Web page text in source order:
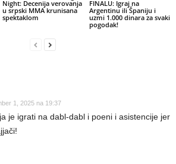
Night: Decenija verovanja
u srpski MMA krunisana
spektaklom
FINALU: Igraj na
Argentinu ili Španiju i
uzmi 1.000 dinara za svaki
pogodak!
1, 2025 na 19:37
je igrati na dabl-dabl i poeni i asistencije jer